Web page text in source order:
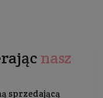
nasz
sprzedającą